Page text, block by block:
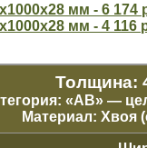
мм - 6 174
мм - 4 116
Толщина:
«АВ» —
Материал: Хвоя